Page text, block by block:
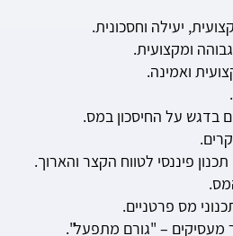
יעילה וחסכונית.
ומקצועית.
ואמינה.
בדגש על החיסכון במס.
פיננסי לטווח הקצר והארוך.
מס פרטניים.
מעסיקים – "גורם מתפעל".